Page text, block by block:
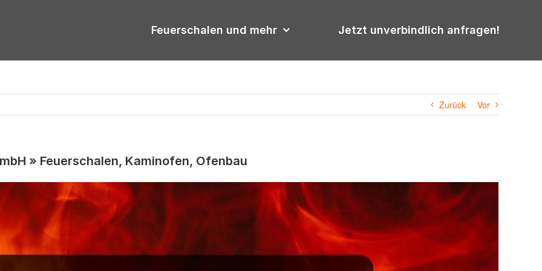
Feuerschalen und mehr Jetzt unverbindlich anfragen!
Zurück Vor
» Feuerschalen, Kaminofen, Ofenbau